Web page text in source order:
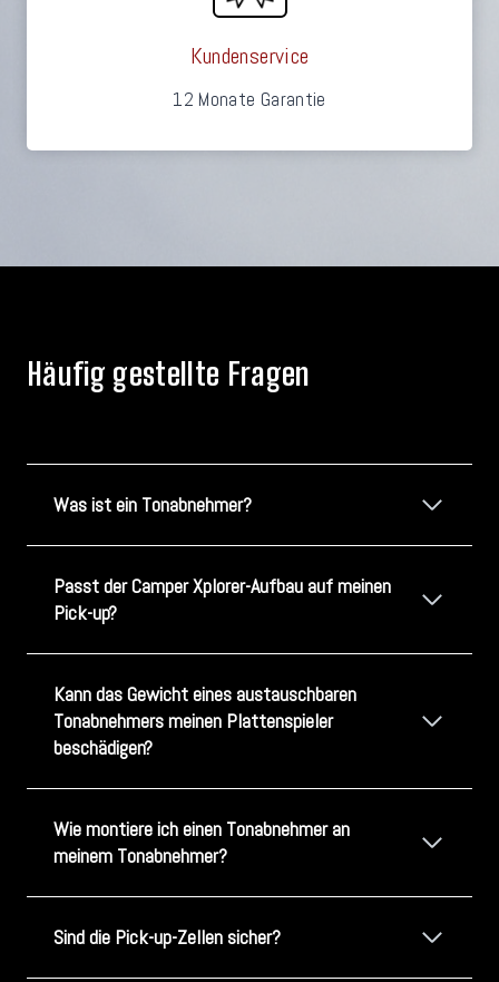
Kundenservice
12 Monate Garantie
Häufig gestellte Fragen
Was ist ein Tonabnehmer?
Passt der Camper Xplorer-Aufbau auf meinen
Pick-up?
Kann das Gewicht eines austauschbaren
Tonabnehmers meinen Plattenspieler
beschädigen?
Wie montiere ich einen Tonabnehmer an
meinem Tonabnehmer?
Sind die Pick-up-Zellen sicher?